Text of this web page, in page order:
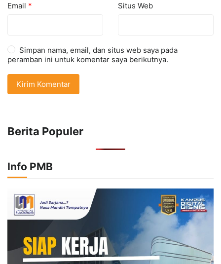
Email * Situs Web
Simpan nama, email, dan situs web saya pada
peramban ini untuk komentar saya berikutnya.
Berita Populer
Info PMB